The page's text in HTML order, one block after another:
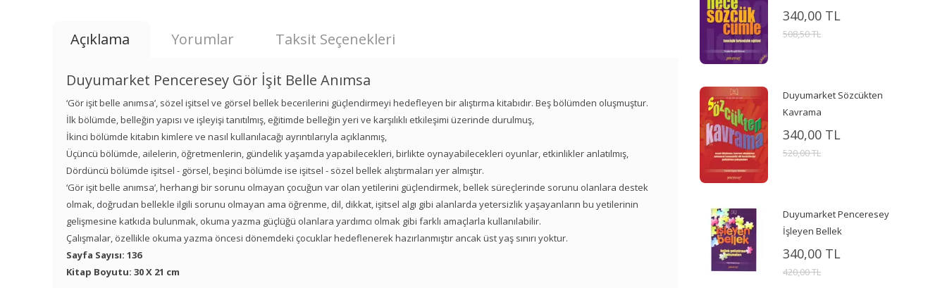
Açıklama Yorumlar Taksit Seçenekleri
Duyumarket Penceresey Gör İşit Belle Anımsa
‘Gör işit belle anımsa’, sözel işitsel ve görsel bellek becerilerini güçlendirmeyi hedefleyen bir alıştırma kitabıdır. Beş bölümden oluşmuştur.
İlk bölümde, belleğin yapısı ve işleyişi tanıtılmış, eğitimde belleğin yeri ve karşılıklı etkileşimi üzerinde durulmuş,
İkinci bölümde kitabın kimlere ve nasıl kullanılacağı ayrıntılarıyla açıklanmış,
Üçüncü bölümde, ailelerin, öğretmenlerin, gündelik yaşamda yapabilecekleri, birlikte oynayabilecekleri oyunlar, etkinlikler anlatılmış,
Dördüncü bölümde işitsel - görsel, beşinci bölümde ise işitsel - sözel bellek alıştırmaları yer almıştır.
‘Gör işit belle anımsa’, herhangi bir sorunu olmayan çocuğun var olan yetilerini güçlendirmek, bellek süreçlerinde sorunu olanlara destek
olmak, doğrudan bellekle ilgili sorunu olmayan ama öğrenme, dil, dikkat, işitsel algı gibi alanlarda yetersizlik yaşayanların bu yetilerinin
gelişmesine katkıda bulunmak, okuma yazma güçlüğü olanlara yardımcı olmak gibi farklı amaçlarla kullanılabilir.
Çalışmalar, özellikle okuma yazma öncesi dönemdeki çocuklar hedeflenerek hazırlanmıştır ancak üst yaş sınırı yoktur.
Sayfa Sayısı: 136
Kitap Boyutu: 30 X 21 cm
340,00 TL
508,50 TL
Duyumarket Sözcükten
Kavrama
340,00 TL
520,00 TL
Duyumarket Penceresey
İşleyen Bellek
340,00 TL
420,00 TL